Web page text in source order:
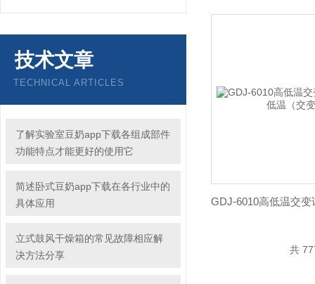
技术文章
TECHNICAL ARTICLES
了解实验室豆奶app下载各组成部件
功能特点才能更好的使用它
简述卧式豆奶app下载在各行业中的
具体应用
立式鼓风干燥箱的常见故障相应解
决方法分享
共